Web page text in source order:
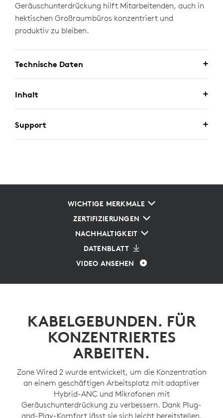
Geräuschunterdrückung hilft Mitarbeitenden, auch in
hektischen Großraumbüros konzentriert und
produktiv zu bleiben.
Technische Daten
Inhalt
Support
WICHTIGE MERKMALE
ZERTIFIZIERUNGEN
NACHHALTIGKEIT
DATENBLATT
VIDEO ANSEHEN
KABELGEBUNDEN. FÜR
KONZENTRIERTES
ARBEITEN.
Zone Wired 2 wurde entwickelt, um die Konzentration
an einem geschäftigen Arbeitsplatz mit adaptiver
Hybrid-ANC und Mikrofonen mit
Geräuschunterdrückung zu verbessern. Dank Plug-
and-Play-Komfort lässt sie sich leicht bereitstellen.